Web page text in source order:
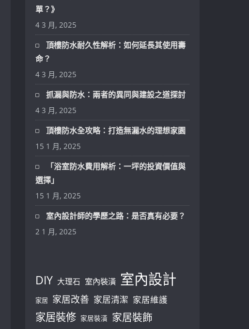
單？》
4 3 月, 2025
頂樓防水耐久性解析：如何延長其使用壽
命？
4 3 月, 2025
抓漏與防水：兩者的異同與建設之道探討
4 3 月, 2025
頂樓防水全攻略：打造無漏水的理想家園
15 1 月, 2025
「浴室防水費用解析：一坪的投資價值與
選擇」
15 1 月, 2025
室內設計師的學歷之路：是否真有必要？
2 1 月, 2025
DIY 大理石 室內裝潢 室內設計
家居 家居改善 家居清潔 家居維護
家居裝修 家居裝潢 家居裝飾